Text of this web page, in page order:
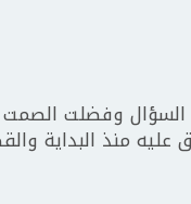
وفضلت
عليه منذ البداية